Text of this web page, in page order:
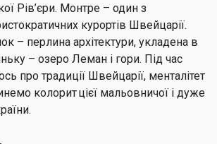
Рів’єри. Монтре – один з
курортів Швейцарії.
– перлина архітектури, укладена в
– озеро Леман і гори. Під час
про традиції Швейцарії, менталітет
колорит цієї мальовничої і дуже